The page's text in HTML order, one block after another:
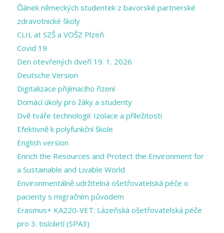
Článek německých studentek z bavorské partnerské
zdravotnické školy
CLIL at SZŠ a VOŠZ Plzeň
Covid 19
Den otevřených dveří 19. 1. 2026
Deutsche Version
Digitalizace přijímacího řízení
Domácí úkoly pro žáky a studenty
Dvě tváře technologií: Izolace a příležitosti
Efektivně k polyfunkční škole
English version
Enrich the Resources and Protect the Environment for
a Sustainable and Livable World
Environmentálně udržitelná ošetřovatelská péče o
pacienty s migračním původem
Erasmus+ KA220-VET: Lázeňská ošetřovatelská péče
pro 3. tisíciletí (SPA3)